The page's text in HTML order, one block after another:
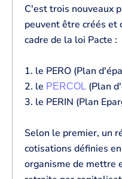
C'est trois nouveaux
peuvent être créés et
cadre de la loi Pacte :
1. le PERO (Plan
2. le PERCOL (Plan
3. le PERIN (Plan
Selon le premier, un
cotisations définies
organisme de mettre